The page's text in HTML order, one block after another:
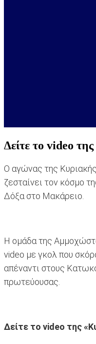
Δείτε το video
Ο αγώνας της Κυριακής
ζεσταίνει τον κόσμο
Δόξα στο Μακάρειο.
Η ομάδα της
video με γκολ που
απέναντι στους
πρωτεύουσας.
Δείτε το video της